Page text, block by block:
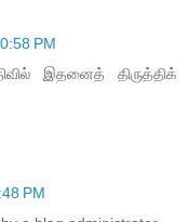
PM
இதனைத் திருத்திக்
PM